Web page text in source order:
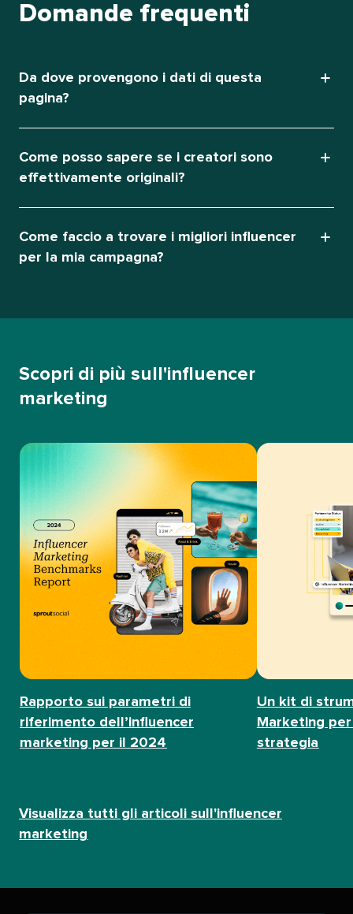
Domande frequenti​​
Da dove provengono i dati di questa
pagina?​​
Come posso sapere se i creatori sono
effettivamente originali?​​
Come faccio a trovare i migliori influencer
per la mia campagna?​​
Scopri di più sull'influencer
marketing​​
Rapporto sui parametri di
riferimento dell’influencer
marketing per il 2024​​
Un kit di
Marketing
strategia​​
Visualizza tutti gli articoli sull'influencer
marketing​​